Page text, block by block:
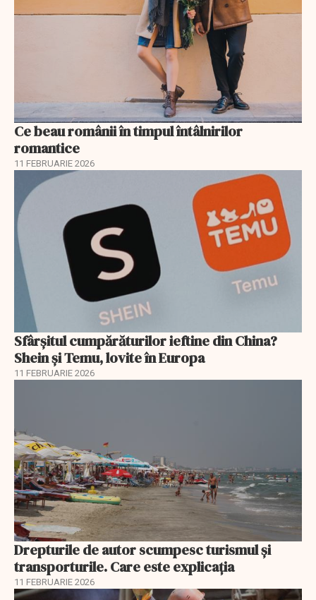
Ce beau românii în timpul întâlnirilor
romantice
11 FEBRUARIE 2026
Sfârșitul cumpărăturilor ieftine din China?
Shein și Temu, lovite în Europa
11 FEBRUARIE 2026
Drepturile de autor scumpesc turismul și
transporturile. Care este explicația
11 FEBRUARIE 2026